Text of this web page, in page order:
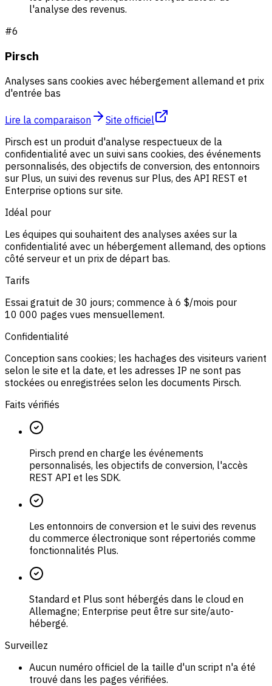
l'analyse des revenus.
#6
Pirsch
Analyses sans cookies avec hébergement allemand et prix
d'entrée bas
Lire la comparaison
Site officiel
Pirsch est un produit d'analyse respectueux de la
confidentialité avec un suivi sans cookies, des événements
personnalisés, des objectifs de conversion, des entonnoirs
sur Plus, un suivi des revenus sur Plus, des API REST et
Enterprise options sur site.
Idéal pour
Les équipes qui souhaitent des analyses axées sur la
confidentialité avec un hébergement allemand, des options
côté serveur et un prix de départ bas.
Tarifs
Essai gratuit de 30 jours; commence à 6 $/mois pour
10 000 pages vues mensuellement.
Confidentialité
Conception sans cookies; les hachages des visiteurs varient
selon le site et la date, et les adresses IP ne sont pas
stockées ou enregistrées selon les documents Pirsch.
Faits vérifiés
Pirsch prend en charge les événements
personnalisés, les objectifs de conversion, l'accès
REST API et les SDK.
Les entonnoirs de conversion et le suivi des revenus
du commerce électronique sont répertoriés comme
fonctionnalités Plus.
Standard et Plus sont hébergés dans le cloud en
Allemagne; Enterprise peut être sur site/auto-
hébergé.
Surveillez
Aucun numéro officiel de la taille d'un script n'a été
trouvé dans les pages vérifiées.